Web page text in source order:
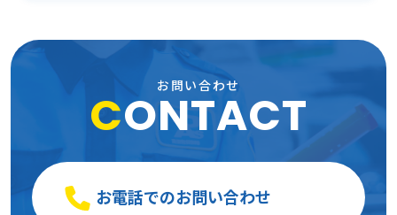
2006年1月
2005年1月
お問い合わせ
CONTACT
お電話でのお問い合わせ